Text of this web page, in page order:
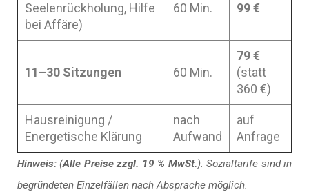
Seelenrückholung, Hilfe
bei Affäre)
60 Min. 99 €
11–30 Sitzungen 60 Min.
79 €
(statt
360 €)
Hausreinigung /
Energetische Klärung
nach
Aufwand
auf
Anfrage
Hinweis: (Alle Preise zzgl. 19 % MwSt.). Sozialtarife sind in
begründeten Einzelfällen nach Absprache möglich.